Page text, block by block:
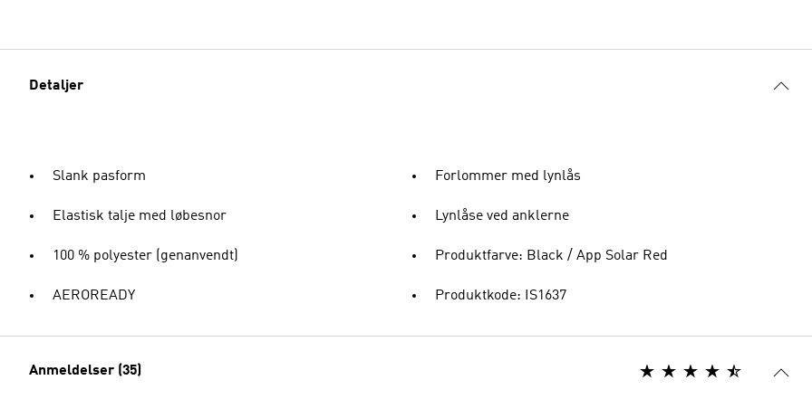
Detaljer
Slank pasform
Elastisk talje med løbesnor
100 % polyester (genanvendt)
AEROREADY
Forlommer med lynlås
Lynlåse ved anklerne
Produktfarve: Black / App Solar Red
Produktkode: IS1637
Anmeldelser (35)